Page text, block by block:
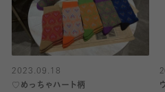
2023.09.18
♡めっちゃハート柄